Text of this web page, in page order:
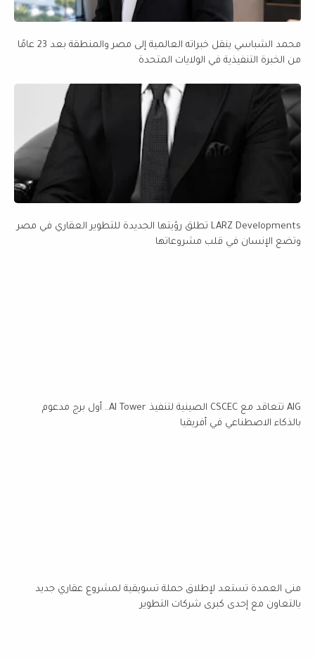
محمد الشباسي ينقل خبراته العالمية إلى مصر والمنطقة بعد 23 عامًا
من الخبرة التنفيذية في الولايات المتحدة
LARZ Developments تطلق رؤيتها الجديدة للتطوير العقاري في مصر
وتضع الإنسان في قلب مشروعاتها
AIG تتعاقد مع CSCEC الصينية لتنفيذ AI Tower.. أول برج مدعوم
بالذكاء الاصطناعي في أفريقيا
منى العمدة تستعد لإطلاق حملة تسويقية لمشروع عقاري جديد
بالتعاون مع إحدى كبرى شركات التطوير